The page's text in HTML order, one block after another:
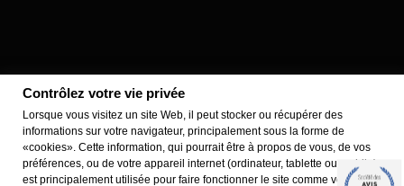
Marchand approuvé par la Société des Avis Garantis,cliquez ici pour vérifier
Contrôlez votre vie privée
Lorsque vous visitez un site Web, il peut stocker ou récupérer des
informations sur votre navigateur, principalement sous la forme de
«cookies». Cette information, qui pourrait être à propos de vous, de vos
préférences, ou de votre appareil internet (ordinateur, tablette ou mobile),
est principalement utilisée pour faire fonctionner le site comme vous le